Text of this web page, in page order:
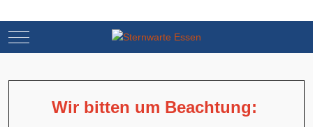
Mobile Menu Toggle
Wir bitten um Beachtung: